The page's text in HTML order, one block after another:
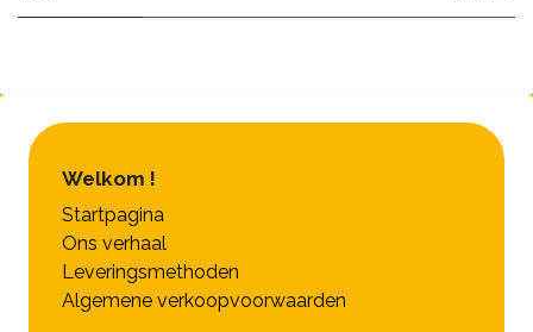
Welkom !
Startpagina
Ons verhaal
Leveringsmethoden
Algemene verkoopvoorwaarden